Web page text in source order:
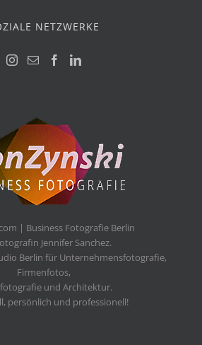
NETZWERKE
| Business Fotografie Berlin
Jennifer Sanchez.
Berlin für Unternehmensfotografie,
Firmenfotos,
und Architektur.
persönlich und professionell!